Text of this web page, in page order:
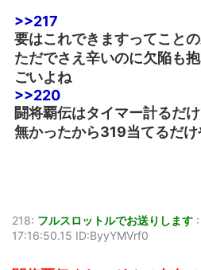
>>217
要はこれできますってこと
ただでさえ辛いのに欠陥も
ごいよね
>>220
闘将覇伝はタイマー計るだ
無かったから319当てるだ
218: フルスロットルでお送りします :
17:16:50.15 ID:ByyYMVrf0